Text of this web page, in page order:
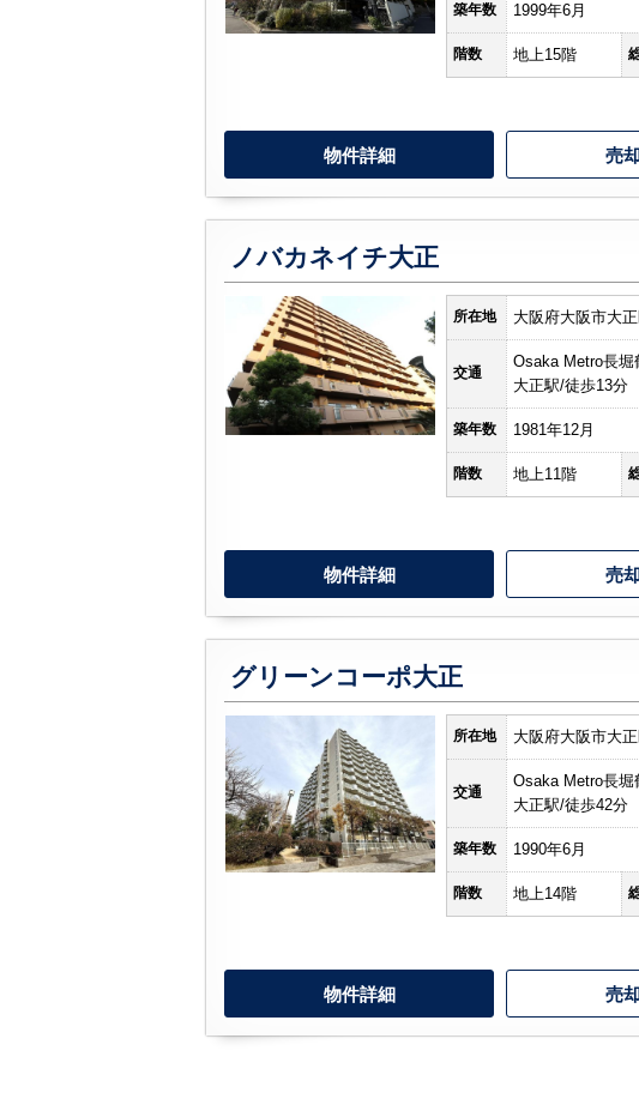
築年数 1999年6月
階数 地上15階
物件詳細 売
ノバカネイチ大正
所在地 大阪府大阪市大
交通
Osaka Metro長堀
大正駅/徒歩13分
築年数 1981年12月
階数 地上11階
物件詳細 売
グリーンコーポ大正
所在地 大阪府大阪市大
交通
Osaka Metro長堀
大正駅/徒歩42分
築年数 1990年6月
階数 地上14階
物件詳細 売